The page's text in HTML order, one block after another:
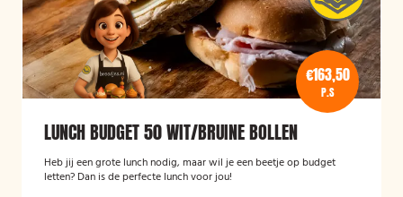
€163,50
P.S
LUNCH BUDGET 50 WIT/BRUINE BOLLEN
Heb jij een grote lunch nodig, maar wil je een beetje op budget
letten? Dan is de perfecte lunch voor jou!